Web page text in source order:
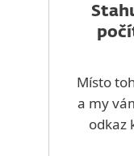
Místo
a my
odkaz